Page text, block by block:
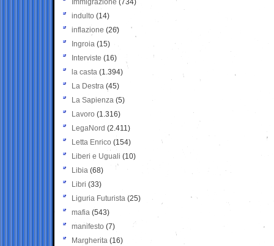
Immigrazione (734)
indulto (14)
inflazione (26)
Ingroia (15)
Interviste (16)
la casta (1.394)
La Destra (45)
La Sapienza (5)
Lavoro (1.316)
LegaNord (2.411)
Letta Enrico (154)
Liberi e Uguali (10)
Libia (68)
Libri (33)
Liguria Futurista (25)
mafia (543)
manifesto (7)
Margherita (16)